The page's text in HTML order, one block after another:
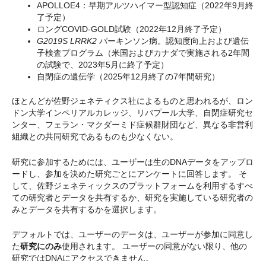
APOLLOE4：早期アルツハイマー型認知症（2022年9月終
了予定）
ロングCOVID-GOLD試験（2022年12月終了予定）
G2019S LRRK2 パーキンソン病。認知度向上および遺伝
子検査プログラム（米国およびカナダで実施される2年間
の試験で、2023年5月に終了予定）
自閉症の遺伝学（2025年12月終了の7年間研究）
ほとんどが佐野ジェネティクス社によるものと思われるが、ロン
ドン大学インペリアルカレッジ、リバプール大学、自閉症研究セ
ンター、フェラン・マクダーミド症候群財団など、異なる非営利
組織との共同研究であるものも少なくない。
研究に参加するためには、ユーザーは生のDNAデータをアップロ
ードし、参加を決めた研究ごとにアンケートに回答します。 そ
して、佐野ジェネティックスのプラットフォームを利用するすべ
ての研究者とデータを共有するか、研究を実施している研究者の
みとデータを共有するかを選択します。
デフォルトでは、ユーザーのデータは、ユーザーが参加に同意し
た研究にのみ使用されます。 ユーザーの同意がない限り、他の
研究ではDNAにアクセスできません。